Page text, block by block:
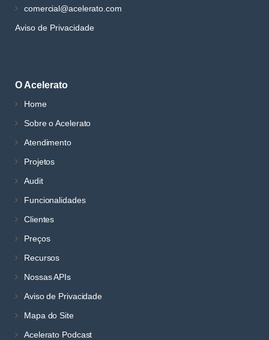
comercial@acelerato.com
Aviso de Privacidade
O Acelerato
Home
Sobre o Acelerato
Atendimento
Projetos
Audit
Funcionalidades
Clientes
Preços
Recursos
Nossas APIs
Aviso de Privacidade
Mapa do Site
Acelerato Podcast